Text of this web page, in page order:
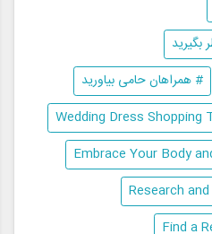
بگیرید
# همراهان حامی بیاورید